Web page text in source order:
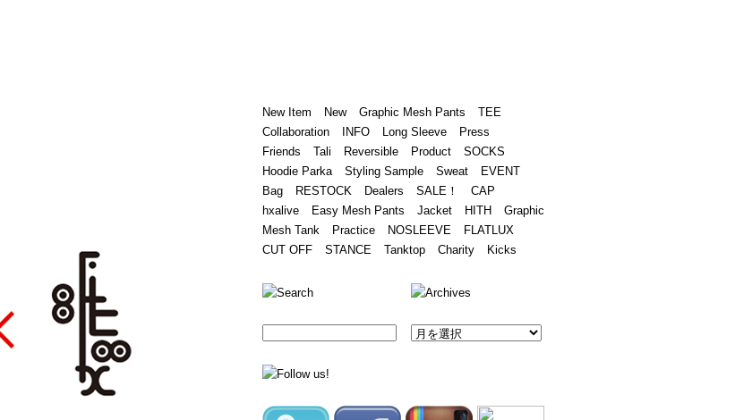
New Item New Graphic Mesh Pants
TEE
Collaboration
INFO Long Sleeve
Press
Friends
Tali Reversible Product
SOCKS
Hoodie Parka
Styling Sample Sweat
EVENT
Bag
RESTOCK Dealers SALE！
CAP
hxalive
Easy Mesh Pants Jacket HITH
Graphic
Mesh Tank
Practice NOSLEEVE
FLATLUX
CUT OFF
STANCE Tanktop Charity Kicks